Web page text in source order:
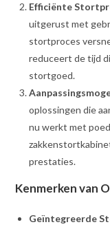
Efficiënte
uitgerust met
stortproces
reduceert de tijd
stortgoed.
oplossingen die
nu werkt met
prestaties.
Kenmerken van
Geïntegreerde